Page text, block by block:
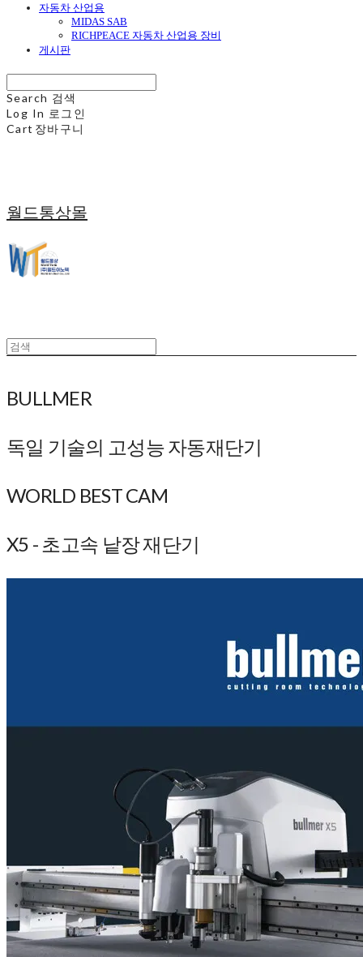
자동차 산업용
MIDAS SAB
RICHPEACE 자동차 산업용 장비
게시판
Search 검색
Log In 로그인
Cart 장바구니
월드통상몰
BULLMER
독일 기술의 고성능 자동재단기
WORLD BEST CAM
X5 - 초고속 낱장 재단기